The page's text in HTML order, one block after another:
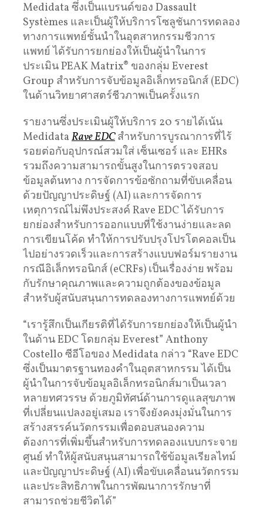
Medidata ซึ่งเป็นแบรนด์ของ Dassault
Systèmes และเป็นผู้ให้บริการโซลูชันการทดลอง
ทางการแพทย์ชั้นนำในอุตสาหกรรมชีวการ
แพทย์ ได้รับการยกย่องให้เป็นผู้นำในการ
ประเมิน PEAK Matrix® ของกลุ่ม Everest
Group สำหรับการจับข้อมูลอิเล็กทรอนิกส์ (EDC)
ในด้านวิทยาศาสตร์ชีวภาพเป็นครั้งแรก
รายงานซึ่งประเมินผู้ให้บริการ 20 รายได้เน้น
Medidata Rave EDCสำหรับการบูรณาการที่ไร้
รอยต่อกับอุปกรณ์สวมใส่ เซ็นเซอร์ และ EHRs
รวมถึงความสามารถขั้นสูงในการตรวจสอบ
ข้อมูลต้นทาง การจัดการข้อซักถามที่ขับเคลื่อน
ด้วยปัญญาประดิษฐ์ (AI) และการจัดการ
เหตุการณ์ไม่พึงประสงค์ Rave EDC ได้รับการ
ยกย่องสำหรับการออกแบบที่ใช้งานง่ายและลด
การเขียนโค้ด ทำให้การปรับปรุงโปรโตคอลเป็น
ไปอย่างรวดเร็วและการสร้างแบบฟอร์มรายงาน
กรณีอิเล็กทรอนิกส์ (eCRFs) เป็นเรื่องง่าย พร้อม
กับรักษาคุณภาพและความถูกต้องของข้อมูล
สำหรับผู้สนับสนุนการทดลองทางการแพทย์ด้วย
“เรารู้สึกเป็นเกียรติที่ได้รับการยกย่องให้เป็นผู้นำ
ในด้าน EDC โดยกลุ่ม Everest” Anthony
Costello ซีอีโอของ Medidata กล่าว “Rave EDC
ซึ่งเป็นมาตรฐานทองคำในอุตสาหกรรม ได้เป็น
ผู้นำในการจับข้อมูลอิเล็กทรอนิกส์มาเป็นเวลา
หลายทศวรรษ ด้วยภูมิทัศน์ด้านการดูแลสุขภาพ
ที่เปลี่ยนแปลงอยู่เสมอ เราจึงยังคงมุ่งมั่นในการ
สร้างสรรค์นวัตกรรมเพื่อตอบสนองความ
ต้องการที่เพิ่มขึ้นสำหรับการทดลองแบบกระจาย
ศูนย์ ทำให้ผู้สนับสนุนสามารถใช้ข้อมูลเรียลไทม์
และปัญญาประดิษฐ์ (AI) เพื่อขับเคลื่อนนวัตกรรม
และประสิทธิภาพในการพัฒนาการรักษาที่
สามารถช่วยชีวิตได้”